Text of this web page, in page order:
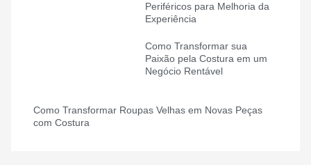
Periféricos para Melhoria da
Experiência
Como Transformar sua
Paixão pela Costura em um
Negócio Rentável
Como Transformar Roupas Velhas em Novas Peças
com Costura